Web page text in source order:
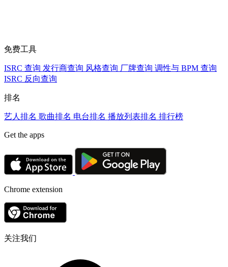
免费工具
ISRC 查询 发行商查询 风格查询 厂牌查询 调性与 BPM 查询
ISRC 反向查询
排名
艺人排名 歌曲排名 电台排名 播放列表排名 排行榜
Get the apps
Chrome extension
关注我们